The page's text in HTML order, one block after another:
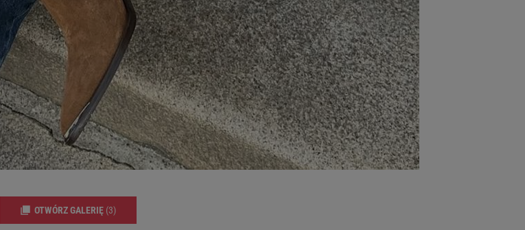
OTWÓRZ GALERIĘ (3)
przeglądarki.
przetwarzać dane osobowe w następujących celach:
Aktywne skanowanie charakterystyki urządzenia do celów identyfikacji.
do nich. Spersonalizowane reklamy i treści, pomiar reklam i treści,
Partnerów